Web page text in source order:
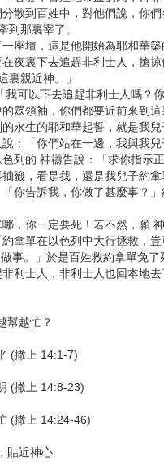
散到百姓中，對他們說，你
到那裏宰了。
座壇，這是他開始為耶和華築
夜裏下去追趕非利士人，搶
裏親近神。」
可以下去追趕非利士人嗎？
眾領袖，你們都要近前來到這
永生的耶和華起誓，就是我
：「你們站在一邊，我與我
列的 神禱告說：「求你指示
籤，看是我，還是我兒子約拿
你告訴我，你做了甚麼事？
，你一定要死！若不然，願 神
拿單在以色列中大行拯救，
事。」於是百姓救約拿單免了
利士人，非利士人也回本地去
幫越忙？
(撒上 14:1-7)
(撒上 14:8-23)
(撒上 14:24-46)
貼近神心